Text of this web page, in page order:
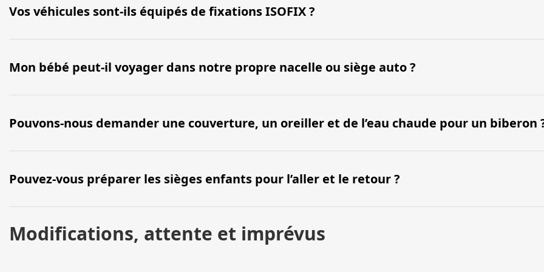
Vos véhicules sont-ils équipés de fixations ISOFIX ?
Mon bébé peut-il voyager dans notre propre nacelle ou siège auto ?
Pouvons-nous demander une couverture, un oreiller et de l’eau chaude pour un biberon
Pouvez-vous préparer les sièges enfants pour l’aller et le retour ?
Modifications, attente et imprévus